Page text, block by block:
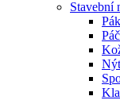
Stavební